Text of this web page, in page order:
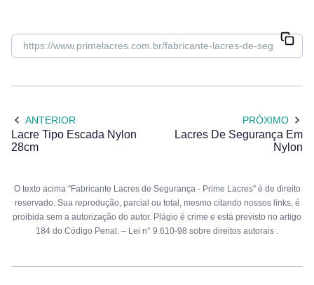
ANTERIOR
Lacre Tipo Escada Nylon
28cm
PRÓXIMO
Lacres De Segurança Em
Nylon
O texto acima "Fabricante Lacres de Segurança - Prime Lacres" é de direito
reservado. Sua reprodução, parcial ou total, mesmo citando nossos links, é
proibida sem a autorização do autor. Plágio é crime e está previsto no artigo
184 do Código Penal. – Lei n° 9.610-98 sobre direitos autorais .